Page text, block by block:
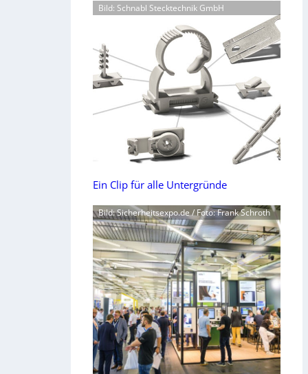
Bild: Schnabl Stecktechnik GmbH
Ein Clip für alle Untergründe
Bild: Sicherheitsexpo.de / Foto: Frank Schroth